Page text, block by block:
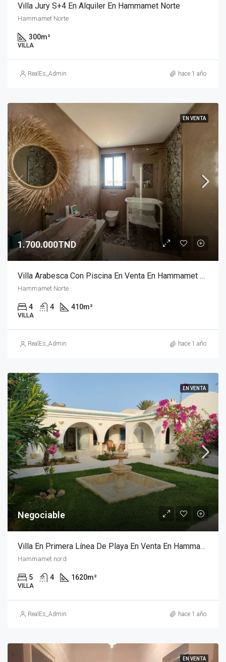
Villa Jury S+4 En Alquiler En Hammamet Norte
Hammamet Norte
300m²
VILLA
RealEs_Admin hace 1 año
EN VENTA
1.700.000TND
Villa Arabesca Con Piscina En Venta En Hammamet Nord
Hammamet Norte
4 4 410m²
VILLA
RealEs_Admin hace 1 año
EN VENTA
Negociable
Villa En Primera Línea De Playa En Venta En Hammamet Nord
Hammamet nord
5 4 1620m²
VILLA
RealEs_Admin hace 1 año
EN VENTA